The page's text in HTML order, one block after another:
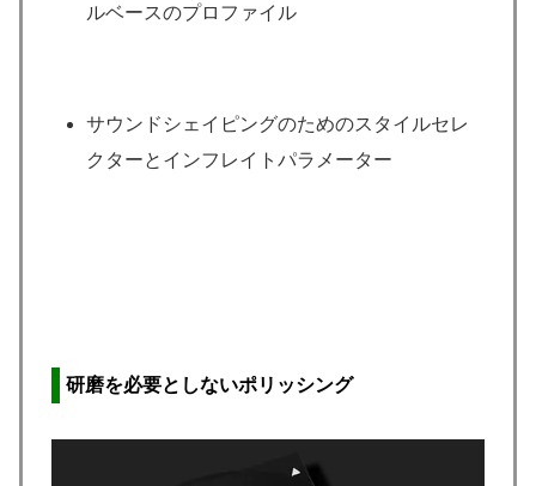
ルベースのプロファイル
サウンドシェイピングのためのスタイルセレ
クターとインフレイトパラメーター
研磨を必要としないポリッシング